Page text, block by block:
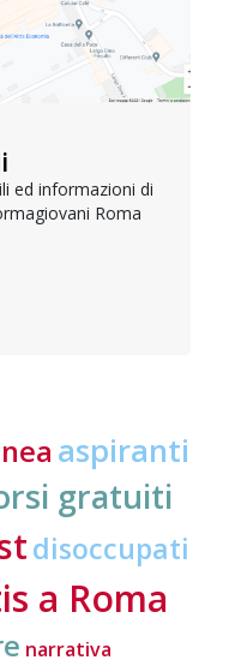
ed informazioni di
Roma
aspiranti
gratuiti
disoccupati
a Roma
narrativa